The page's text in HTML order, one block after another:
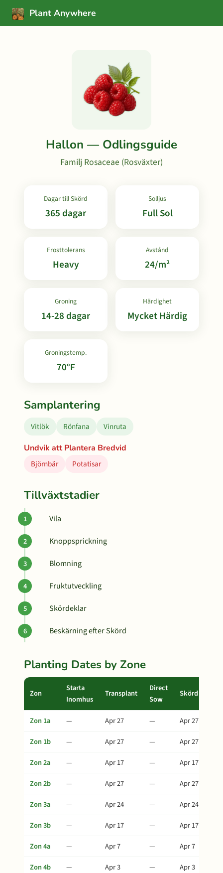
Plant Anywhere
Hallon — Odlingsguide
Familj Rosaceae (Rosväxter)
Dagar till Skörd
365 dagar
Solljus
Full Sol
Frosttolerans
Heavy
Avstånd
24/m²
Groning
14-28 dagar
Härdighet
Mycket Härdig
Groningstemp.
70°F
Samplantering
Vitlök Rönfana
Vinruta
Undvik att Plantera Bredvid
Björnbär
Potatisar
Tillväxtstadier
Vila
Knoppsprickning
Blomning
Fruktutveckling
Skördeklar
Beskärning efter Skörd
Planting Dates by Zone
Zon
Starta
Inomhus
Transplant
Direct
Sow
Skörd
Zon 1a — Apr 27 —
Apr 27
Zon 1b
— Apr 27 —
Apr 27
Zon 2a
— Apr 17 —
Apr 17
Zon 2b
— Apr 27 —
Apr 27
Zon 3a
— Apr 24 —
Apr 24
Zon 3b
— Apr 17 —
Apr 17
Zon 4a
— Apr 7 —
Apr 7
Zon 4b
— Apr 3 —
Apr 3